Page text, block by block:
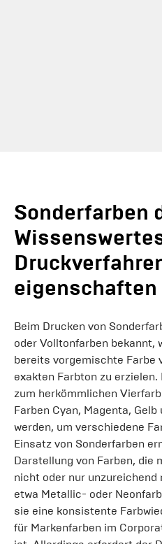
Sonderfarben
eigenschaften
Beim Drucken von
oder Volltonfarben bekannt,
bereits vorgemischte Farbe
exakten Farbton zu
zum herkömmlichen
Farben Cyan, Magenta,
werden, um verschiedene
Einsatz von Sonderfarben
Darstellung von Farben, die
nicht oder nur unzureichend
etwa Metallic- oder
sie eine konsistente
für Markenfarben im